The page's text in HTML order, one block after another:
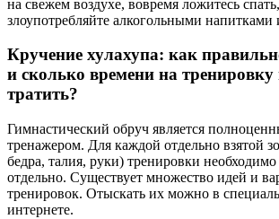
на свежем воздухе, вовремя ложитесь
злоупотребляйте алкогольными напитками
Кручение хулахупа: как
и сколько времени на
тратить?
Гимнастический обруч является
тренажером. Для каждой отдельно взятой
бедра, талия, руки) тренировки
отдельно. Существует множество идей и
тренировок. Отыскать их можно в
интернете.